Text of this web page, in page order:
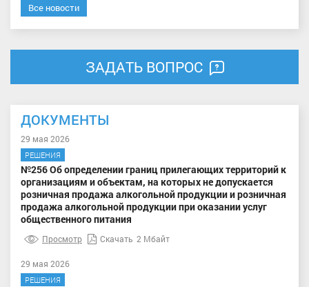
Все новости
ЗАДАТЬ ВОПРОС
ДОКУМЕНТЫ
29 мая 2026
РЕШЕНИЯ
№256 Об определении границ прилегающих территорий к
организациям и объектам, на которых не допускается
розничная продажа алкогольной продукции и розничная
продажа алкогольной продукции при оказании услуг
общественного питания
Просмотр Скачать 2 Мбайт
29 мая 2026
РЕШЕНИЯ